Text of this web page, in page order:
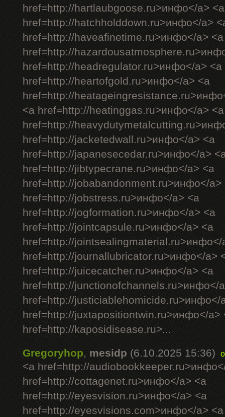
href=http://hartlaubgoose.ru>инфо</a> <a
href=http://hatchholddown.ru>инфо</a>
href=http://haveafinetime.ru>инфо</a> <a
href=http://
href=http://headregulator.ru>инфо</a> <a
href=http://heartofgold.ru>инфо</a> <a
href=http://
<a href=http://heatinggas.ru>инфо</a> <a
href=http://
href=http://jacketedwall.ru>инфо</a> <a
href=http://japanesecedar.ru>инфо</a>
href=http://jibtypecrane.ru>инфо</a> <a
href=http://jobabandonment.ru>инфо</a>
href=http://jobstress.ru>инфо</a> <a
href=http://jogformation.ru>инфо</a> <a
href=http://jointcapsule.ru>инфо</a> <a
href=http://jointsealingmaterial.ru>инфо</
href=http://journallubricator.ru>инфо</a>
href=http://juicecatcher.ru>инфо</a> <a
href=http://junctionofchannels.ru>инфо</
href=http://justiciablehomicide.ru>инфо</
href=http://juxtapositiontwin.ru>инфо</a>
href=http://kaposidisease.ru>...
Gregoryhop,mesidp (6.10.2025 15:36)
<a href=http://
href=http://cottagenet.ru>инфо</a> <a
href=http://eyesvision.ru>инфо</a> <a
href=http://eyesvisions.com>инфо</a> <a